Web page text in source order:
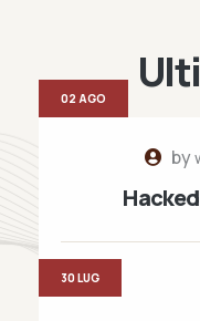
by
02 AGO
30 LUG